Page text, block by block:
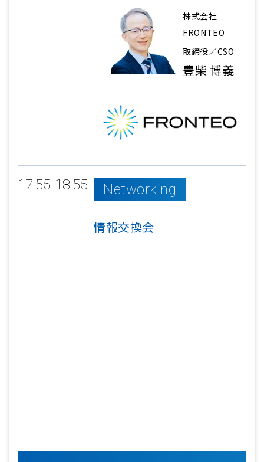
株式会社
FRONTEO
取締役／CSO
豊柴 博義
17:55-18:55 Networking
情報交換会